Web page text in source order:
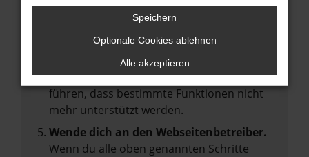
Stelle sicher, dass dein Browser und dein
Betriebssystem auf dem neuesten Stand
Veraltete Software birgt nicht nur ein
Sicherheitsrisiko, sondern kann auch dazu
führen, dass bestimmte Funktionen nicht
mehr unterstützt werden.
Wende dich an den Webseitenbetreiber.
Wenn du alle oben genannten Schritte
Speichern
Optionale Cookies ablehnen
Alle akzeptieren